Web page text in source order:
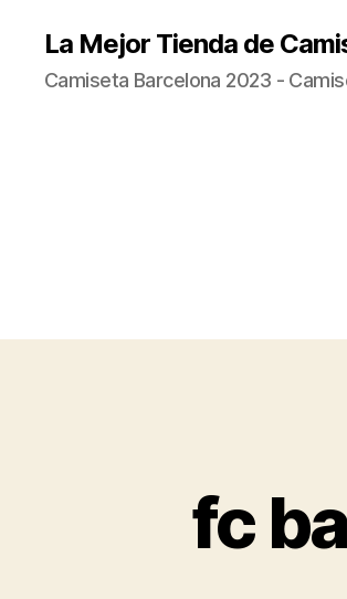
La Mejor Tienda de
Camiseta Barcelona 2023 -
fc